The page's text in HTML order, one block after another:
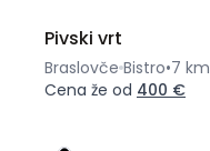
Pivski vrt
Braslovče Bistro•7 km
Cena že od 400 €